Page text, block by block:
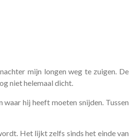
mijn longen weg te zuigen. De
niet helemaal dicht.
hij heeft moeten snijden. Tussen
Het lijkt zelfs sinds het einde van